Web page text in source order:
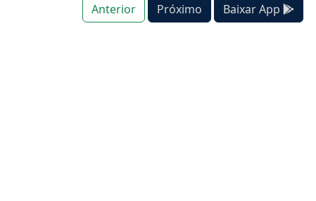
Anterior Próximo Baixar App